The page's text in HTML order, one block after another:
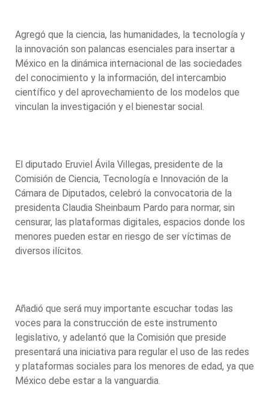
Agregó que la ciencia, las humanidades, la tecnología y
la innovación son palancas esenciales para insertar a
México en la dinámica internacional de las sociedades
del conocimiento y la información, del intercambio
científico y del aprovechamiento de los modelos que
vinculan la investigación y el bienestar social.
El diputado Eruviel Ávila Villegas, presidente de la
Comisión de Ciencia, Tecnología e Innovación de la
Cámara de Diputados, celebró la convocatoria de la
presidenta Claudia Sheinbaum Pardo para normar, sin
censurar, las plataformas digitales, espacios donde los
menores pueden estar en riesgo de ser víctimas de
diversos ilícitos.
Añadió que será muy importante escuchar todas las
voces para la construcción de este instrumento
legislativo, y adelantó que la Comisión que preside
presentará una iniciativa para regular el uso de las redes
y plataformas sociales para los menores de edad, ya que
México debe estar a la vanguardia.